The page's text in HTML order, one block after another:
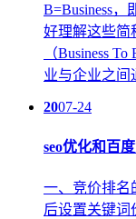
B=Business，
好理解这些简
（Business
业与企业之间
2007-24
seo优化和百
一、竞价排名
后设置关键词